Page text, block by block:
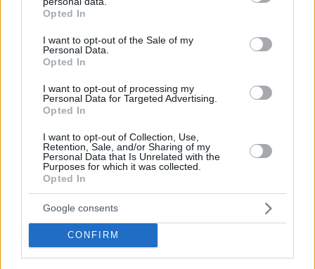
grant or deny consent to Google and its third-party tags to
use your data for below specified purposes in below Google
consent section.
Opted In
I want to opt-out of the Sale of my
Personal Data.
Opted In
I want to opt-out of processing my
Personal Data for Targeted Advertising.
Opted In
I want to opt-out of Collection, Use,
Retention, Sale, and/or Sharing of my
Personal Data that Is Unrelated with the
Purposes for which it was collected.
Opted In
Google consents
CONFIRM
ακαδημαϊκή καριέρα ως καθηγητής
Μάρκετινγκ στο περίφημο Πανεπιστήμιο
Μπέρκλεϊ.
εκρηκτική: διαμάχες για τα παιδιά και την
περιουσία που είχαν αποκτήσει. Σύμφωνα με τη
δικαστική απόφαση, ο καθηγητής είχε τη
δυνατότητα να βλέπει κάθε χρόνο τα παιδιά
του τα Χριστούγεννα και έναν μήνα το
καλοκαίρι. Τώρα, μετά τη σύλληψη της μητέρας
τους, τα παιδιά με εισαγγελική εντολή
βρίσκονται σε νοσοκομείο όπου
παρακολουθούνται από ειδικούς, ενώ τις
επόμενες ημέρες η γιαγιά και ο θείος τους από